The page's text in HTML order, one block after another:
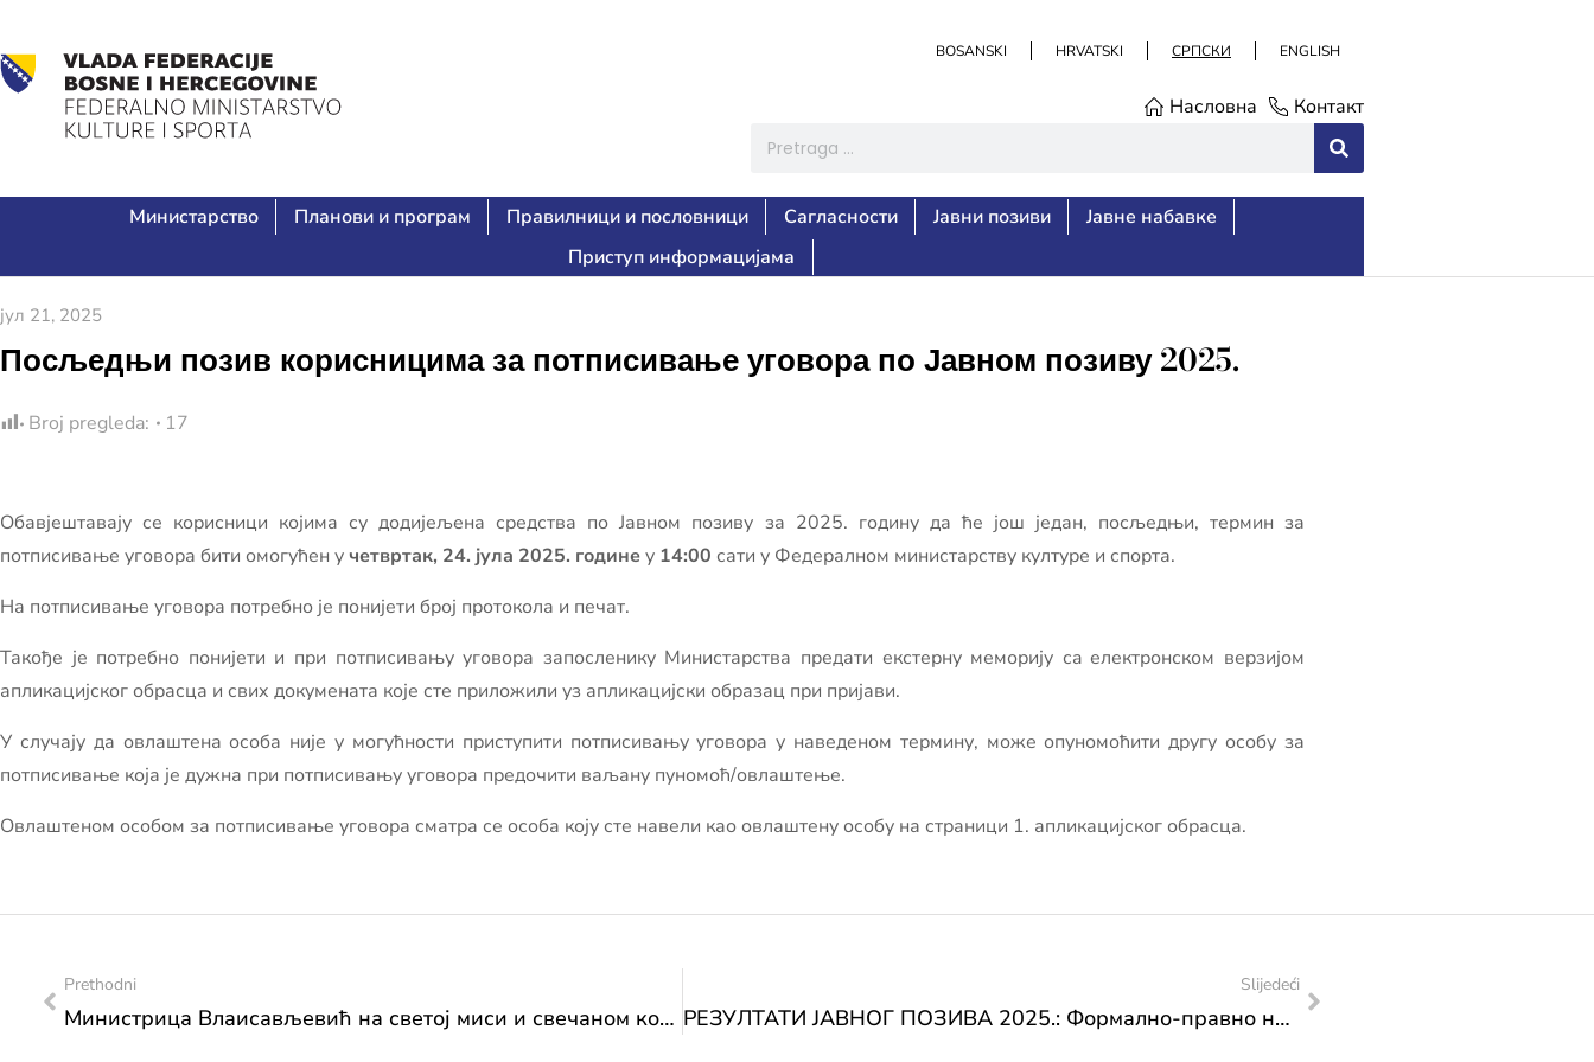
BOSANSKI HRVATSKI СРПСКИ ENGLISH
Насловна Контакт
Министарство Планови и програм Правилници и пословници Сагласности Јавни позиви
Јавне набавке
Приступ информацијама
јул 21, 2025
Посљедњи позив корисницима за потписивање уговора по Јавном позиву 2025.
Broj pregleda: 17
Обавјештавају се корисници којима су додијељена средства по Јавном позиву за 2025. годину да ће још један, посљедњи, термин за
потписивање уговора бити омогућен учетвртак, 24. јула 2025. годинеу 14:00 сати у Федералном министарству културе и спорта.
На потписивање уговора потребно је понијети број протокола и печат.
Такође је потребно понијети и при потписивању уговора запосленику Министарства предати екстерну меморију сa електронском верзијом
апликацијског обрасца и свих докумената које сте приложили уз апликацијски образац при пријави.
У случају да овлаштена особа није у могућности приступити потписивању уговора у наведеном термину, може опуномоћити другу особу за
потписивање која је дужна при потписивању уговора предочити ваљану пуномоћ/овлаштење.
Овлаштеном особом за потписивање уговора сматра се особа коју сте навели као овлаштену особу на страници 1. апликацијског обрасца.
Prethodni
Министрица Влаисављевић на светој миси и свечаном концерту поводом завршетка обнове и рестаурације црквених оргуља у Краљевој Сутјесци
Slijedeći
РЕЗУЛТАТИ ЈАВНОГ ПОЗИВА 2025.: Формално-правно неисправне пријаве, Трансфер за потпору мобилности умјетника, Циклус 2.